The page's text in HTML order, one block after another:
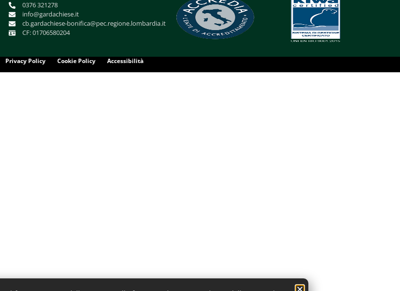
0376 321278
info@gardachiese.it
cb.gardachiese-bonifica@pec.regione.lombardia.it
CF: 01706580204
Privacy Policy Cookie Policy Accessibilità